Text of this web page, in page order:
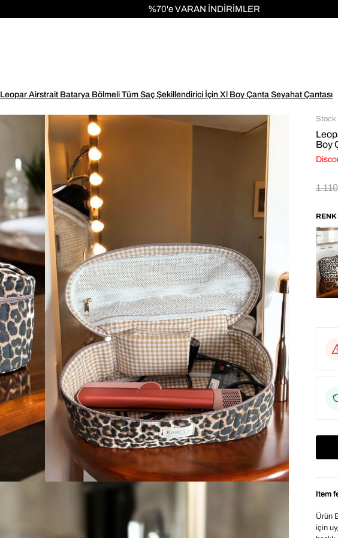
1000 TL ve ÜZERİ KARGO ÜCRETSİZ!
Leopar Airstrait Batarya Bölmeli Tüm Saç Şekillendirici İçin Xl Boy Çanta Seyahat Çantası
Stock
Boy
Item
Ürün
için